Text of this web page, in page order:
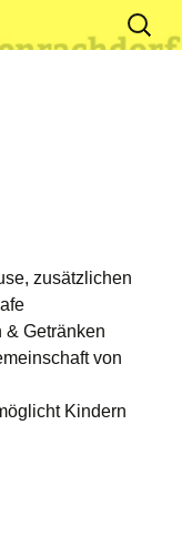
Suchen
nach:
zusätzlichen
& Getränken
von
Kindern